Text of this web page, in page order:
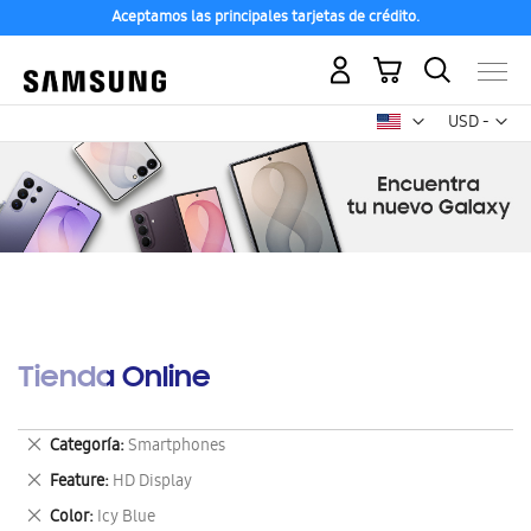
Aceptamos las principales tarjetas de crédito.
USD -
dólar
Mi carrito
Tienda Online
Categoría Smartphones
Eliminar
este
artículo
Feature HD Display
Eliminar
este
Color Icy Blue
Eliminar